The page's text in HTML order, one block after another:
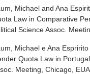
Michael and Ana
Law in Comparative
Science Assoc.
Michael e Ana
Quota Law in
Meeting, Chicago,